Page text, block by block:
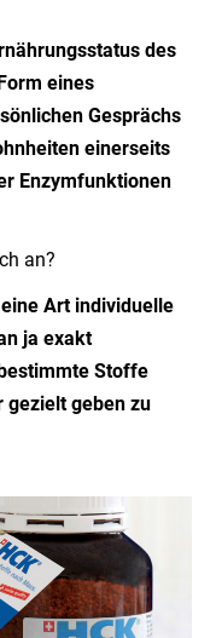
des
eines
Gesprächs
einerseits
Enzymfunktionen
an?
Art individuelle
ja exakt
Stoffe
gezielt geben zu